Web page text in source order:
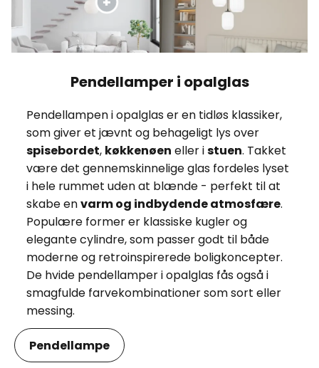
Pendellamper i opalglas
Pendellampen i opalglas er en tidløs klassiker,
som giver et jævnt og behageligt lys over
spisebordet, køkkenøen eller istuen. Takket
være det gennemskinnelige glas fordeles lyset
i hele rummet uden at blænde - perfekt til at
skabe envarm og indbydende atmosfære.
Populære former er klassiske kugler og
elegante cylindre, som passer godt til både
moderne og retroinspirerede boligkoncepter.
De hvide pendellamper i opalglas fås også i
smagfulde farvekombinationer som sort eller
messing.
Pendellampe